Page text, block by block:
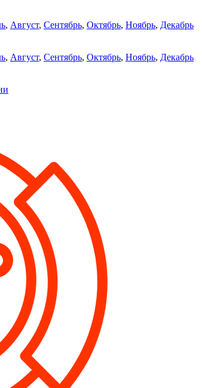
, Август, Сентябрь, Октябрь, Ноябрь, Декабрь
, Август, Сентябрь, Октябрь, Ноябрь, Декабрь